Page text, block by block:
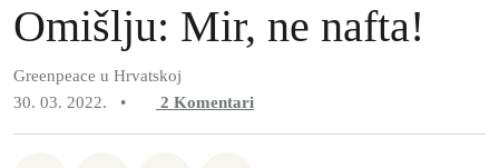
Omišlju: Mir, ne nafta!
Greenpeace u Hrvatskoj
30. 03. 2022.
• 2 Komentari